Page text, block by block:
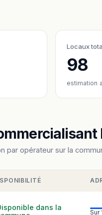
Locaux
98
estimation
par opérateur sur la
dans la
Sur